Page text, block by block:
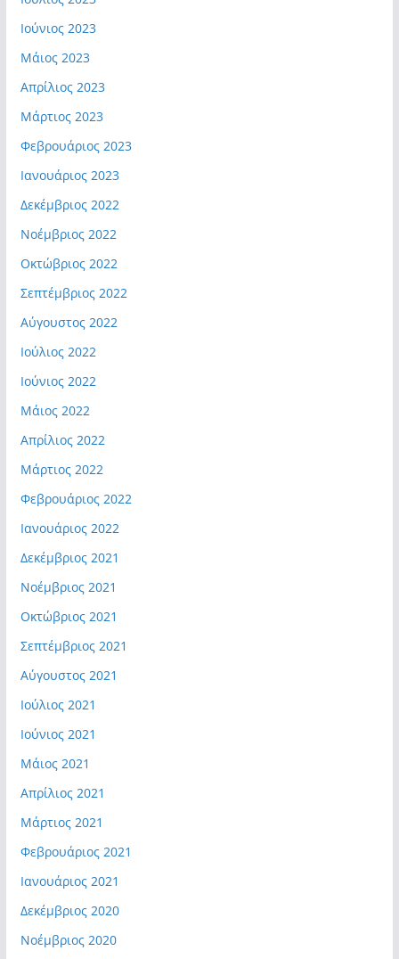
Ιούνιος 2023
Μάιος 2023
Απρίλιος 2023
Μάρτιος 2023
Φεβρουάριος 2023
Ιανουάριος 2023
Δεκέμβριος 2022
Νοέμβριος 2022
Οκτώβριος 2022
Σεπτέμβριος 2022
Αύγουστος 2022
Ιούλιος 2022
Ιούνιος 2022
Μάιος 2022
Απρίλιος 2022
Μάρτιος 2022
Φεβρουάριος 2022
Ιανουάριος 2022
Δεκέμβριος 2021
Νοέμβριος 2021
Οκτώβριος 2021
Σεπτέμβριος 2021
Αύγουστος 2021
Ιούλιος 2021
Ιούνιος 2021
Μάιος 2021
Απρίλιος 2021
Μάρτιος 2021
Φεβρουάριος 2021
Ιανουάριος 2021
Δεκέμβριος 2020
Νοέμβριος 2020